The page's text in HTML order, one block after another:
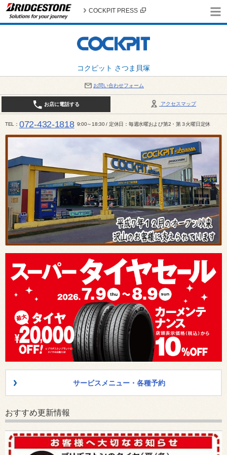
COCKPIT PRESS
コクピット さつま貝塚
お問い合わせフォーム
アクセスマップ
お店に電話する
TEL 072-432-1818 9:00～18:30 / 定休日：毎週水曜および第2・第３火曜日定休
サービスメニュー・各種予約
おすすめ更新情報